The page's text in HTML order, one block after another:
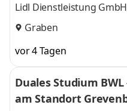
Lidl Dienstleistung
Graben
vor 4 Tagen
Duales Studium
am Standort